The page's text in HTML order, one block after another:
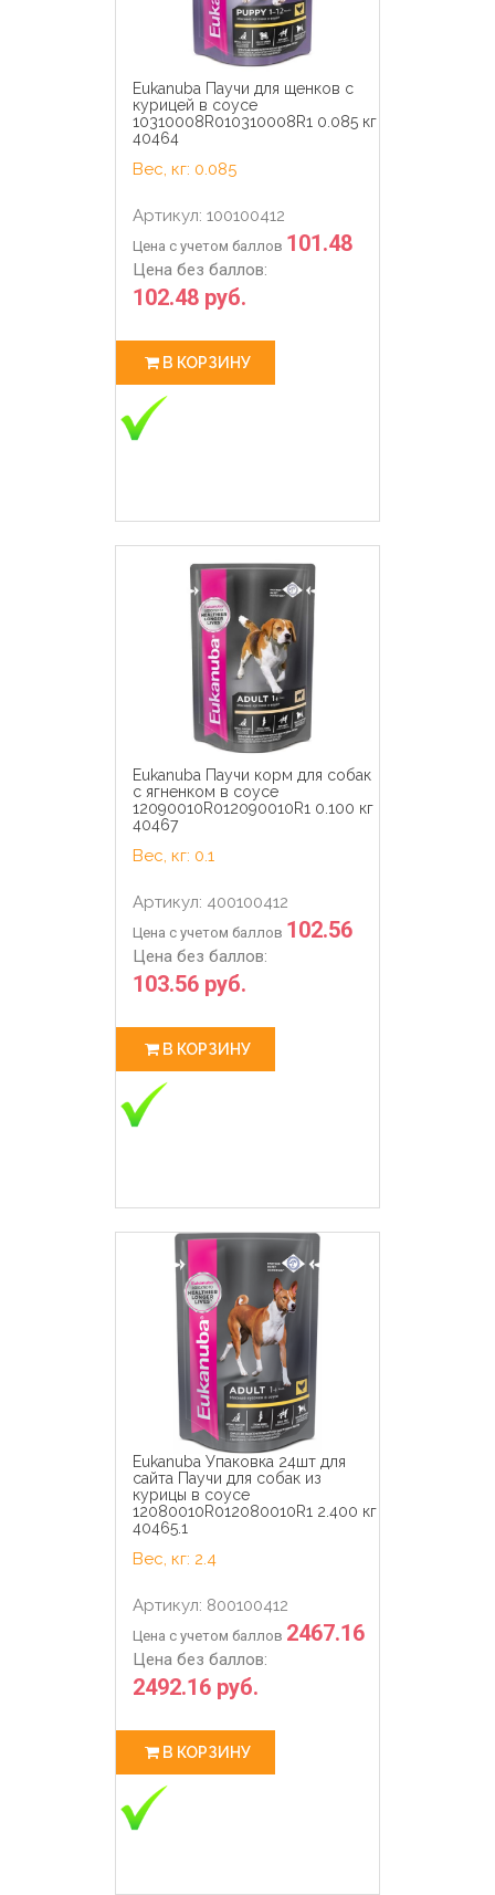
Eukanuba Паучи для щенков с
курицей в соусе
10310008R010310008R1 0.085 кг
40464
Вес, кг: 0.085
Артикул: 100100412
Цена с учетом баллов 101.48
Цена без баллов:
102.48 руб.
В КОРЗИНУ
Eukanuba Паучи корм для собак
с ягненком в соусе
12090010R012090010R1 0.100 кг
40467
Вес, кг: 0.1
Артикул: 400100412
Цена с учетом баллов 102.56
Цена без баллов:
103.56 руб.
В КОРЗИНУ
Eukanuba Упаковка 24шт для
сайта Паучи для собак из
курицы в соусе
12080010R012080010R1 2.400 кг
40465.1
Вес, кг: 2.4
Артикул: 800100412
Цена с учетом баллов 2467.16
Цена без баллов:
2492.16 руб.
В КОРЗИНУ